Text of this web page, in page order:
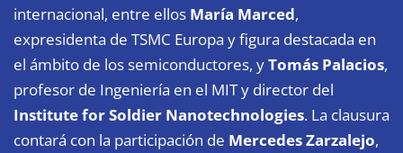
internacional, entre ellos María Marced,
expresidenta de TSMC Europa y figura destacada en
el ámbito de los semiconductores, yTomás Palacios,
profesor de Ingeniería en el MIT y director del
Institute for Soldier Nanotechnologies. La clausura
contará con la participación de Mercedes Zarzalejo,